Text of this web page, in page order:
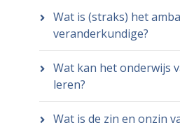
Wat is (straks) het
veranderkundige?
Wat kan het onderwijs
leren?
Wat is de zin en onzin